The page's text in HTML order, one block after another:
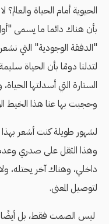
الحيوية أمام الحياة
بأن هناك دائما ما يسمى
"الدفقة الوجودية" التي نشعر
لتدلنا دومًا بأن الحياة
الستارة التي أسدلتها
وحجبت بها عنا هذا الخيط
لشهور طويلة كنت أشعر
وهذا الثقل على صدري
داخلي، وهناك آخر يحتله،
لتوصيل المعنى.
ليس الصمت فقط، بل